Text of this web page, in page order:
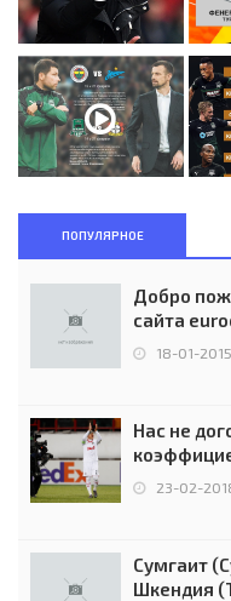
ПОПУЛЯРНОЕ
Добро
сайта
18-01-
Нас не
Россией
23-02-
Сумгаит
Шкендия